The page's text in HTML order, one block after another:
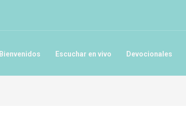
Bienvenidos Escuchar en vivo Devocionales